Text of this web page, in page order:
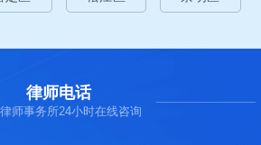
律师电话
师事务所24小时在线咨询